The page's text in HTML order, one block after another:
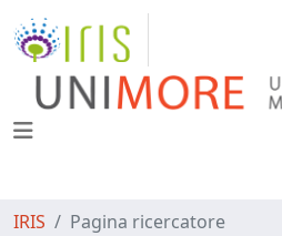
IRIS Pagina ricercatore